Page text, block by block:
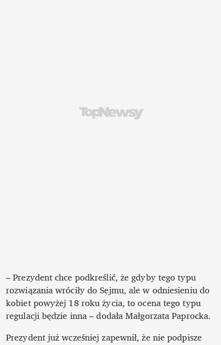
– Prezydent chce podkreślić, że gdyby tego typu
rozwiązania wróciły do Sejmu, ale w odniesieniu do
kobiet powyżej 18 roku życia, to ocena tego typu
regulacji będzie inna – dodała Małgorzata Paprocka.
Prezydent już wcześniej zapewnił, że nie podpisze